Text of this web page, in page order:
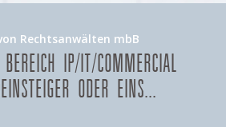
Rechtsanwälten mbB
IP/IT/COMMERCIAL
ODER EINS...